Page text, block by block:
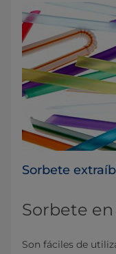
Sorbete
Sorbete
Son fáciles de